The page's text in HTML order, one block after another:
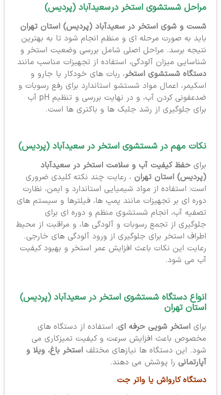
مراحل شستشوی استخر درسعیدآباد (پردیس)
شست و شوی استخر در سعیدآباد (پردیس) استان تهران
باید به صورت مرحله ای و منظم انجام شود تا به بهترین
نتیجه برسد. مراحل اصلی شامل بررسی وضعیت استخر و
شناسایی میزان آلودگی، استفاده از تجهیزات مناسب مانند
دستگاه شستشوی استخر، ربات های خودکار یا جارو و
اسکیمر، اعمال مواد شستشو استاندارد برای رفع رسوبات و
ضدعفونی کردن آب، و در نهایت بررسی و تنظیم pH آب
برای جلوگیری از رشد جلبک ها و باکتری ها است.
نکات مهم در شستشوی استخر در سعیدآباد (پردیس)
برای حفظ کیفیت آب و سلامت استخر در سعیدآباد
(پردیس) استان تهران ، رعایت چند نکته کلیدی ضروری
است: استفاده از مواد شیمیایی استاندارد و ایمن، نظارت
دوره ای بر تجهیزات مانند پمپ ها، فیلترها و سیستم های
تصفیه آب، انجام شستشوی منظم و دوره ای برای
جلوگیری از تجمع رسوبات و آلودگی ها، و مراقبت از محیط
اطراف استخر برای جلوگیری از ورود آلودگی های خارجی.
رعایت این نکات باعث افزایش عمر استخر و بهبود کیفیت
آب می شود.
انواع دستگاه شستشوی استخر در سعیدآباد (پردیس)
استان تهران
برای استخر شویی حرفه ای، استفاده از دستگاه های
مخصوص باعث افزایش سرعت و کیفیت تمیزکاری می
شود. این دستگاه ها نیازهای مختلف استخر باغ، ویلا و
آپارتمانیرا پوشش می دهند.
دستگاه کارواش یا واتر جت